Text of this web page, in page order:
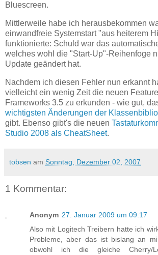
Bluescreen.
Mittlerweile habe ich herausbekommen
einwandfreie Systemstart "aus heiterem
funktionierte: Schuld war das
welches wohl die "Start-Up"-Reihenfoge
Update geändert hat.
Nachdem ich diesen Fehler nun erkannt
vielleicht ein wenig Zeit die neuen
Frameworks 3.5 zu erkunden - wie gut,
wichtigsten Änderungen der
gibt. Ebenso gibt's die neuen
Studio 2008 als CheatSheet.
tobsen am Sonntag, Dezember 02, 2007
1 Kommentar:
Anonym 27. Januar 2009 um 09:17
Also mit Logitech Treibern hatte ich
Probleme, aber das ist bislang an
obwohl ich die gleiche Cherry/